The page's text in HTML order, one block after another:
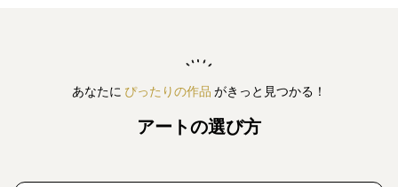
あなたに ぴったりの作品 がきっと見つかる！
アートの選び方